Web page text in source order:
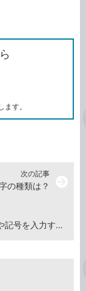
を
す。
iPhoneの日本語かなキーボードで数字や記号を入力する方法
次の記事
の種類は？